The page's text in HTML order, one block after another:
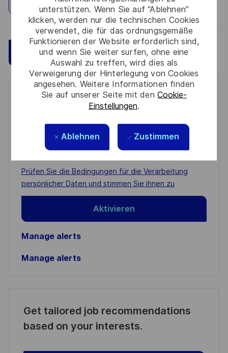
unterstützen. Wenn Sie auf “Ablehnen”
klicken, werden nur die technischen Cookies
verwendet, die für das ordnungsgemäße
Funktionieren der Website erforderlich sind,
und wenn Sie weiter surfen, ohne eine
Auswahl zu treffen, wird dies als
Verweigerung der Hinterlegung von Cookies
angesehen. Weitere Informationen finden
Sie auf unserer Seite mit den Cookie-
Einstellungen.
Ablehnen Zustimmen
Jetzt bewerben Speichern
Get notified for similar jobs
address
(Required)
Required
Prüfen Sie die Bedingungen für die Verarbeitung
persönlicher Daten und stimmen Sie ihnen zu
Aktivieren
Manage alerts
Manage alerts
Get tailored job recommendations
based on your interests.